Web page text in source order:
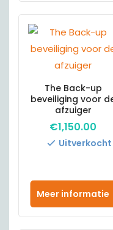
The Back-up
beveiliging voor
afzuiger
€1,150.00
Meer informatie
Uitverkocht